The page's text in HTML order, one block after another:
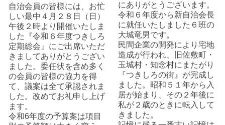
自治会員の皆様には、お忙
しい最中４月２８日（日）
午後２時より開催いたしま
した『令和６年度つきしろ
定期総会』にご出席いただ
きましてありがとうござい
ました。委任状を含め多く
の会員の皆様の協力を得
て、議案は全て承認されま
した。改めてお礼申し上げ
ます。
令和6年度の予算案は項目
にありがとうございます。
令和６年度から新自治会長
に就任いたしました６班の
大城竜男です。
民間企業の開発により宅地
造成が行われ、旧佐敷町・
玉城村・知念村にまたがり
『つきしろの街』が完成し
ました。昭和５１年から入
居が始まり、その２年後に
私が２歳のときに転入して
きました。